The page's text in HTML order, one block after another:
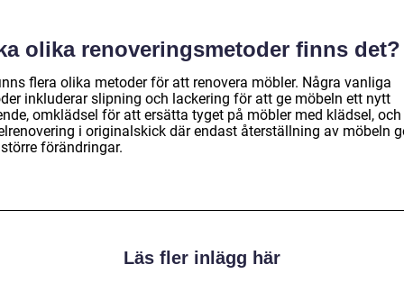
olika renoveringsmetoder finns det?
flera olika metoder för att renovera möbler. Några vanliga
inkluderar slipning och lackering för att ge möbeln ett nytt
omklädsel för att ersätta tyget på möbler med klädsel, och
i originalskick där endast återställning av möbeln
förändringar.
Läs fler inlägg här